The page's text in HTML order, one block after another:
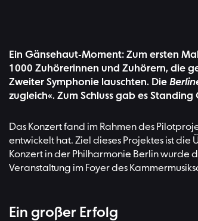
Ein Gänsehaut-Moment: Zum ersten
1000 Zuhörerinnen und Zuhörern, die
Zweiter Symphonie lauschten. Die
zugleich«. Zum Schluss gab es Standing
Das Konzert fand im Rahmen des
entwickelt hat. Ziel dieses Projektes ist die
Konzert in der Philharmonie Berlin wurde
Veranstaltung im Foyer des
Ein großer Erfolg